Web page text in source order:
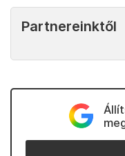
Partnereinktől